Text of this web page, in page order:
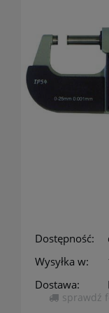
Dostępność:
Wysyłka w:
Dostawa:
Cena niesprawdź